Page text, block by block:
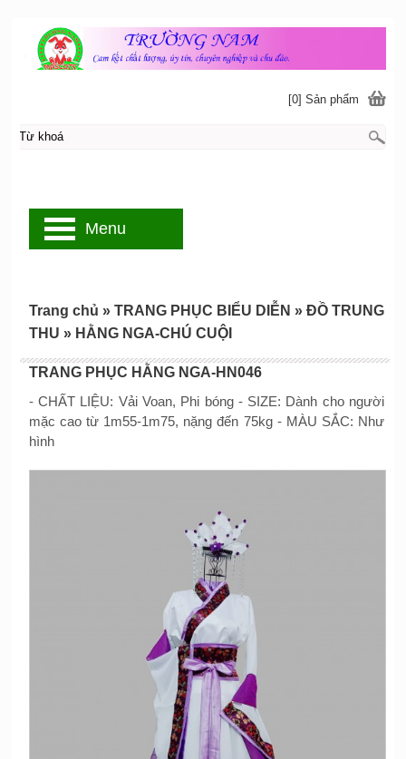
TRANG PHỤC HẰNG NGA-HN046
- CHẤT LIỆU: Vải Voan, Phi bóng - SIZE: Dành cho người
mặc cao từ 1m55-1m75, nặng đến 75kg - MÀU SẮC: Như
hình
Trang chủ » TRANG PHỤC BIỂU DIỄN » ĐỒ TRUNG
THU » HẰNG NGA-CHÚ CUỘI
[0] Sản phẩm
Menu